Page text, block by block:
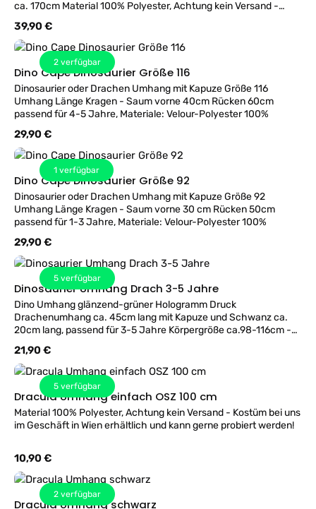
ca. 170cm Material 100% Polyester, Achtung kein Versand -
probiert werden!
Regulärer Preis:
39,90 €
2 verfügbar
Dino Cape Dinosaurier Größe 116
Dinosaurier oder Drachen Umhang mit Kapuze Größe 116
Umhang Länge Kragen - Saum vorne 40cm Rücken 60cm
passend für 4-5 Jahre, Materiale: Velour-Polyester 100%
Regulärer Preis:
29,90 €
1 verfügbar
Dino Cape Dinosaurier Größe 92
Dinosaurier oder Drachen Umhang mit Kapuze Größe 92
Umhang Länge Kragen - Saum vorne 30 cm Rücken 50cm
passend für 1-3 Jahre, Materiale: Velour-Polyester 100%
Regulärer Preis:
29,90 €
5 verfügbar
Dinosaurier Umhang Drach 3-5 Jahre
Dino Umhang glänzend-grüner Hologramm Druck
Drachenumhang ca. 45cm lang mit Kapuze und Schwanz ca.
20cm lang, passend für 3-5 Jahre Körpergröße ca.98-116cm -
Regulärer Preis:
21,90 €
5 verfügbar
Dracula Umhang einfach OSZ 100 cm
Material 100% Polyester, Achtung kein Versand - Kostüm bei uns
im Geschäft in Wien erhältlich und kann gerne probiert werden!
Regulärer Preis:
10,90 €
2 verfügbar
Dracula Umhang schwarz